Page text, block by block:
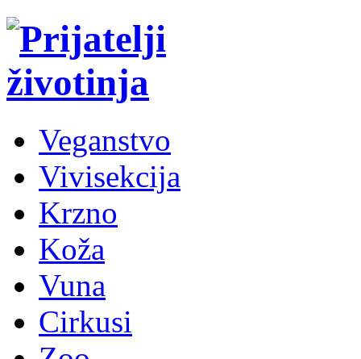
Veganstvo
Vivisekcija
Krzno
Koža
Vuna
Cirkusi